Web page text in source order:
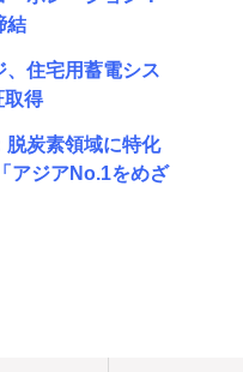
結
、住宅用蓄電シス
取得
脱炭素領域に特化
アジアNo.1をめざ